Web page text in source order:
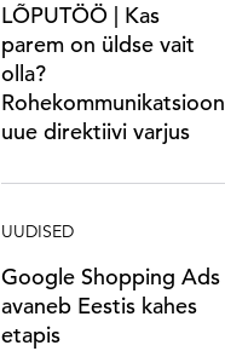
LÕPUTÖÖ | Kas
parem on üldse vait
olla?
Rohekommunikatsioon
uue direktiivi varjus
UUDISED
Google Shopping Ads
avaneb Eestis kahes
etapis